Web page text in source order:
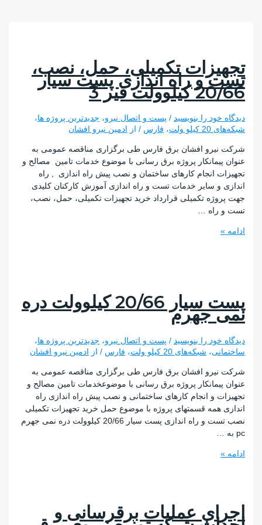
تکمیلی، حمل، نصب،
و راه اندازی پست سیار
قیر 3
خود را بنویسید / پست و اتصال نیرو ،جدیدترین پروژه ها،
،فارس/ از ادمین نیرو افشان
افشان برق فارس طی برگزاری مناقصه عمومی به
پروژه برق رسانی با موضوع خدمات تامین مصالح و
انجام کارهای ساختمان و نصب پیش راه اندازی , راه
و سایر خدمات تست و راه اندازی آموزش کارکنان کلیدی
تکمیلی قرارداد خرید تجهیزات تکمیلی، حمل، نصب،
راه …
پست سیار 20/66 کیلوولت دره
جهرم
خود را بنویسید / پست و اتصال نیرو ،جدیدترین پروژه ها،
شبکه‌های 20 کیلو ولت ،فارس/ از ادمین نیرو افشان
افشان برق فارس طی برگزاری مناقصه عمومی به
پروژه برق رسانی با موضوعخدمات تامین مصالح و
و انجام کارهای ساختمانی و نصب پیش راه اندازی راه
همه قسمتهای پروژه با موضوع حمل خرید تجهیزات تکمیلی
نصب تست و راه اندازی پست سیار 20/66 کیلوولت دره نمی جهرم
عملیات برقرسانی و